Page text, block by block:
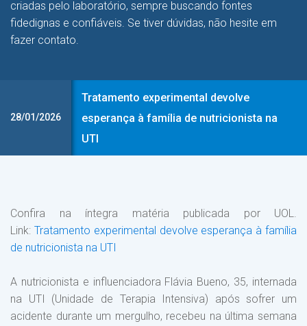
criadas pelo laboratório, sempre buscando fontes
fidedignas e confiáveis. Se tiver dúvidas, não hesite em
fazer contato.
28/01/2026
Tratamento experimental devolve
esperança à família de nutricionista na
UTI
Confira na íntegra matéria publicada por UOL.
Link: Tratamento experimental devolve esperança à família
de nutricionista na UTI
A nutricionista e influenciadora Flávia Bueno, 35, internada
na UTI (Unidade de Terapia Intensiva) após sofrer um
acidente durante um mergulho, recebeu na última semana